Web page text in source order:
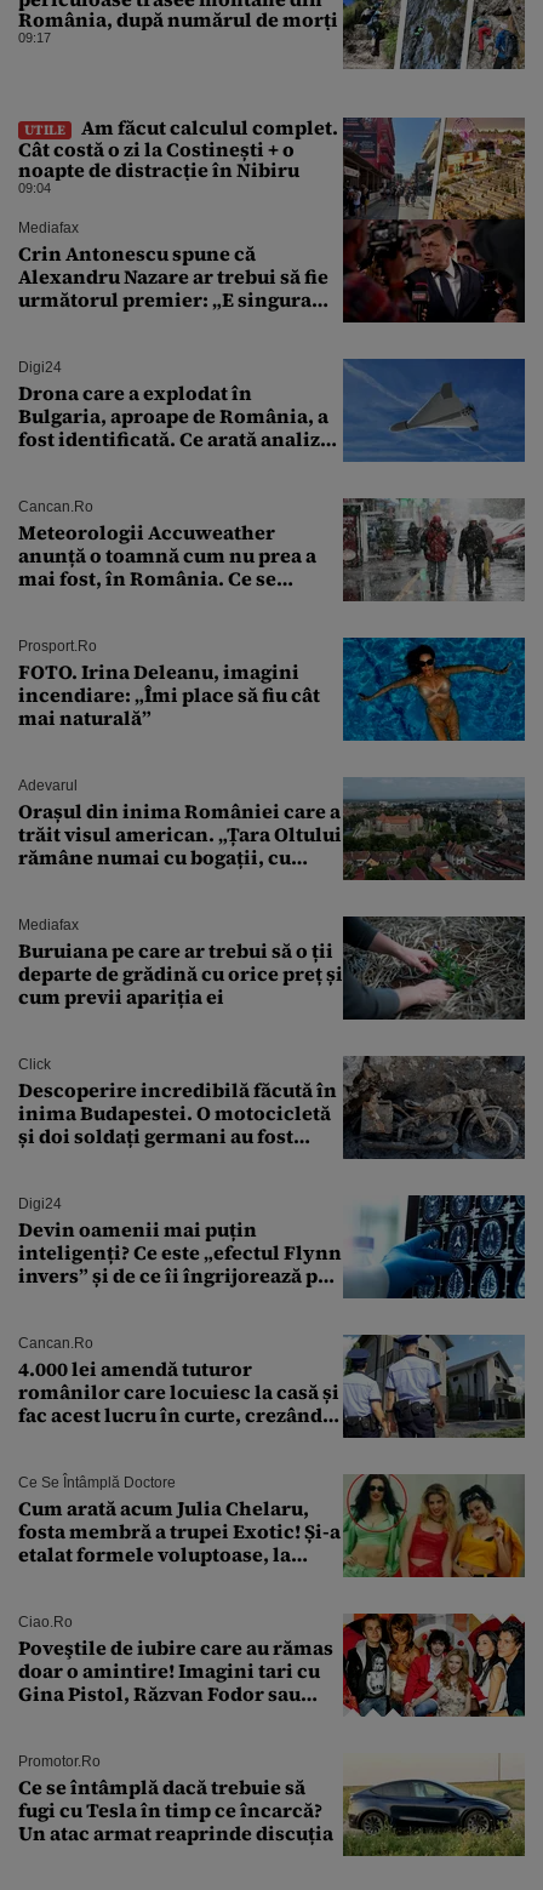
România, după numărul de morți
09:17
UTILE
Am făcut calculul complet.
Cât costă o zi la Costinești + o
noapte de distracție în Nibiru
09:04
Mediafax
Crin Antonescu spune că
Alexandru Nazare ar trebui să fie
următorul premier: „E singura
Digi24
Drona care a explodat în
Bulgaria, aproape de România, a
fost identificată. Ce arată analiza
Cancan.ro
Meteorologii Accuweather
anunță o toamnă cum nu prea a
mai fost, în România. Ce se
București. Pe ce dată ninge
Prosport.ro
FOTO. Irina Deleanu, imagini
incendiare: „Îmi place să fiu cât
mai naturală”
Adevarul
Orașul din inima României care a
trăit visul american. „Țara Oltului
rămâne numai cu bogații, cu
Mediafax
Buruiana pe care ar trebui să o ții
departe de grădină cu orice preț și
cum previi apariția ei
Click
Descoperire incredibilă făcută în
inima Budapestei. O motocicletă
și doi soldați germani au fost
Digi24
Devin oamenii mai puțin
inteligenți? Ce este „efectul Flynn
invers” și de ce îi îngrijorează pe
Cancan.ro
4.000 lei amendă tuturor
românilor care locuiesc la casă și
fac acest lucru în curte, crezând
Ce Se Întâmplă Doctore
Cum arată acum Julia Chelaru,
fosta membră a trupei Exotic! Și-a
etalat formele voluptoase, la
Ciao.ro
Poveştile de iubire care au rămas
doar o amintire! Imagini tari cu
Gina Pistol, Răzvan Fodor sau
Promotor.ro
Ce se întâmplă dacă trebuie să
fugi cu Tesla în timp ce încarcă?
Un atac armat reaprinde discuția